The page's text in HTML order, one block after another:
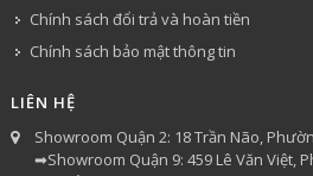
Chính sách đổi trả và hoàn tiền
Chính sách bảo mật thông tin
LIÊN HỆ
Showroom Quận 2: 18 Trần Não,
➡Showroom Quận 9: 459 Lê Văn Việt,